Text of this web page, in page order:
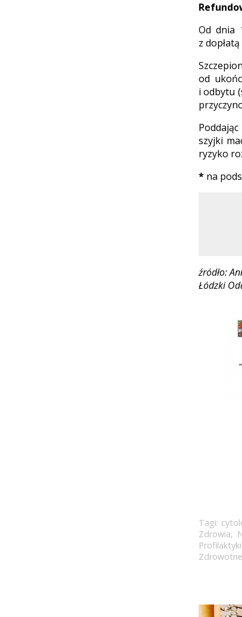
Od dnia
z
od
i odbytu
szyjki
ryzyko
* na
źródło:
Łódzki
Tagi:
Zdrowia,